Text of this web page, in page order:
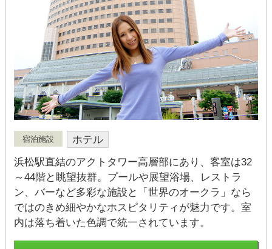
宿泊施設
ホテル
浜松駅直結のアクトタワー高層部にあり、客室は32
～44階と眺望抜群。プールや展望浴場、レストラ
ン、バーなど多彩な施設と「世界のオークラ」なら
ではのきめ細やかなホスピタリティが魅力です。室
内は落ち着いた色調で統一されています。